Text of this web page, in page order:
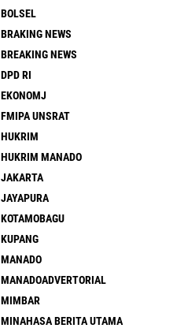
BOLSEL
BRAKING NEWS
BREAKING NEWS
DPD RI
EKONOMJ
FMIPA UNSRAT
HUKRIM
HUKRIM MANADO
JAKARTA
JAYAPURA
KOTAMOBAGU
KUPANG
MANADO
MANADOADVERTORIAL
MIMBAR
MINAHASA BERITA UTAMA